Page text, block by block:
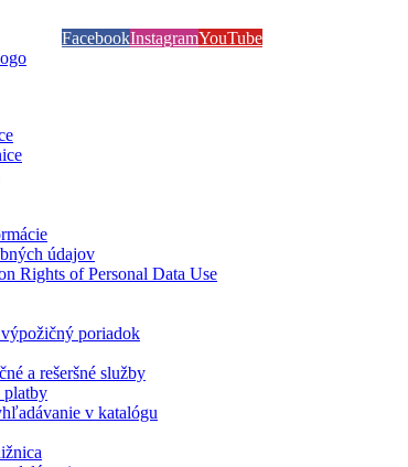
FacebookInstagramYouTube
údajov
Rights of Personal Data Use
poriadok
a rešeršné služby
platby
v katalógu